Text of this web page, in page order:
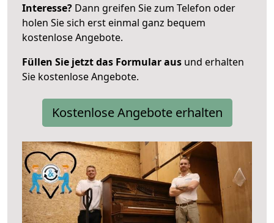
Interesse? Dann greifen Sie zum Telefon oder
holen Sie sich erst einmal ganz bequem
kostenlose Angebote.
Füllen Sie jetzt das Formular aus und erhalten
Sie kostenlose Angebote.
Kostenlose Angebote erhalten